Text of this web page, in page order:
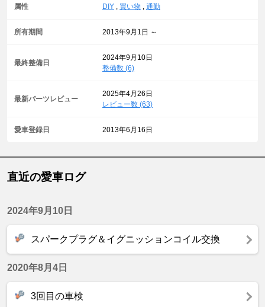
属性 DIY , 買い物 , 通勤
所有期間 2013年9月1日 ～
最終整備日
2024年9月10日
整備数 (6)
最新パーツレビュー
2025年4月26日
レビュー数 (63)
愛車登録日 2013年6月16日
直近の愛車ログ
2024年9月10日
スパークプラグ＆イグニッションコイル交換
2020年8月4日
3回目の車検